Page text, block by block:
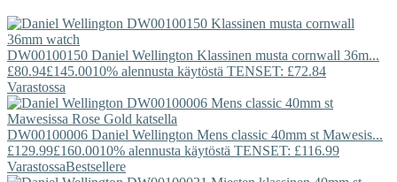
DW00100150 Daniel Wellington Klassinen musta cornwall 36m...
£80.94£145.0010% alennusta käytöstä TENSET: £72.84
Varastossa
DW00100006 Daniel Wellington Mens classic 40mm st Mawesis...
£129.99£160.0010% alennusta käytöstä TENSET: £116.99
VarastossaBestsellere